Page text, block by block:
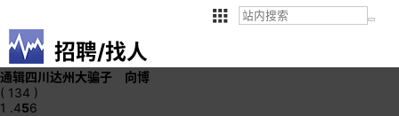
招聘/找人
通辑四川达州大骗子 向博
( 134 )
1 .456